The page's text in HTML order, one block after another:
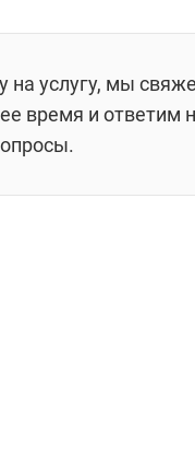
на услугу, мы
время и ответим